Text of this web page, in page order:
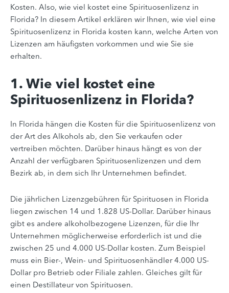
Kosten. Also, wie viel kostet eine Spirituosenlizenz in
Florida? In diesem Artikel erklären wir Ihnen, wie viel eine
Spirituosenlizenz in Florida kosten kann, welche Arten von
Lizenzen am häufigsten vorkommen und wie Sie sie
erhalten.
1. Wie viel kostet eine
Spirituosenlizenz in Florida?
In Florida hängen die Kosten für die Spirituosenlizenz von
der Art des Alkohols ab, den Sie verkaufen oder
vertreiben möchten. Darüber hinaus hängt es von der
Anzahl der verfügbaren Spirituosenlizenzen und dem
Bezirk ab, in dem sich Ihr Unternehmen befindet.
Die jährlichen Lizenzgebühren für Spirituosen in Florida
liegen zwischen 14 und 1.828 US-Dollar. Darüber hinaus
gibt es andere alkoholbezogene Lizenzen, für die Ihr
Unternehmen möglicherweise erforderlich ist und die
zwischen 25 und 4.000 US-Dollar kosten. Zum Beispiel
muss ein Bier-, Wein- und Spirituosenhändler 4.000 US-
Dollar pro Betrieb oder Filiale zahlen. Gleiches gilt für
einen Destillateur von Spirituosen.